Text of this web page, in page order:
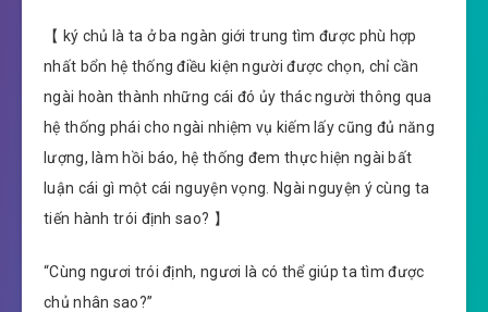
【 ký chủ là ta ở ba ngàn giới trung tìm được phù hợp
nhất bổn hệ thống điều kiện người được chọn, chỉ cần
ngài hoàn thành những cái đó ủy thác người thông qua
hệ thống phái cho ngài nhiệm vụ kiếm lấy cũng đủ năng
lượng, làm hồi báo, hệ thống đem thực hiện ngài bất
luận cái gì một cái nguyện vọng. Ngài nguyện ý cùng ta
tiến hành trói định sao? 】
“Cùng ngươi trói định, ngươi là có thể giúp ta tìm được
chủ nhân sao?”